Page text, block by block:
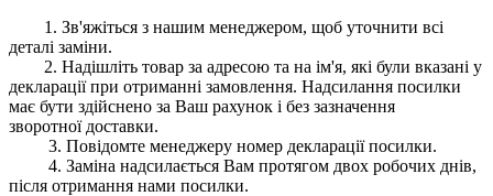
1. Зв'яжіться з нашим менеджером, щоб уточнити всі
деталі заміни.
2. Надішліть товар за адресою та на ім'я, які були вказані у
декларації при отриманні замовлення. Надсилання посилки
має бути здійснено за Ваш рахунок і без зазначення
зворотної доставки.
3. Повідомте менеджеру номер декларації посилки.
4. Заміна надсилається Вам протягом двох робочих днів,
після отримання нами посилки.